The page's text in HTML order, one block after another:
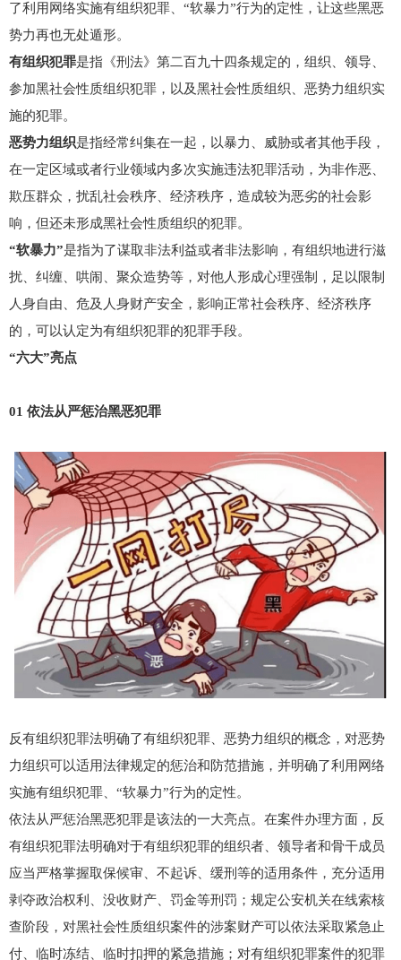
了利用网络实施有组织犯罪、“软暴力”行为的定性，让这些黑恶
势力再也无处遁形。
有组织犯罪是指《刑法》第二百九十四条规定的，组织、领导、
参加黑社会性质组织犯罪，以及黑社会性质组织、恶势力组织实
施的犯罪。
恶势力组织是指经常纠集在一起，以暴力、威胁或者其他手段，
在一定区域或者行业领域内多次实施违法犯罪活动，为非作恶、
欺压群众，扰乱社会秩序、经济秩序，造成较为恶劣的社会影
响，但还未形成黑社会性质组织的犯罪。
“软暴力”是指为了谋取非法利益或者非法影响，有组织地进行滋
扰、纠缠、哄闹、聚众造势等，对他人形成心理强制，足以限制
人身自由、危及人身财产安全，影响正常社会秩序、经济秩序
的，可以认定为有组织犯罪的犯罪手段。
“六大”亮点
01 依法从严惩治黑恶犯罪
反有组织犯罪法明确了有组织犯罪、恶势力组织的概念，对恶势
力组织可以适用法律规定的惩治和防范措施，并明确了利用网络
实施有组织犯罪、“软暴力”行为的定性。
依法从严惩治黑恶犯罪是该法的一大亮点。在案件办理方面，反
有组织犯罪法明确对于有组织犯罪的组织者、领导者和骨干成员
应当严格掌握取保候审、不起诉、缓刑等的适用条件，充分适用
剥夺政治权利、没收财产、罚金等刑罚；规定公安机关在线索核
查阶段，对黑社会性质组织案件的涉案财产可以依法采取紧急止
付、临时冻结、临时扣押的紧急措施；对有组织犯罪案件的犯罪